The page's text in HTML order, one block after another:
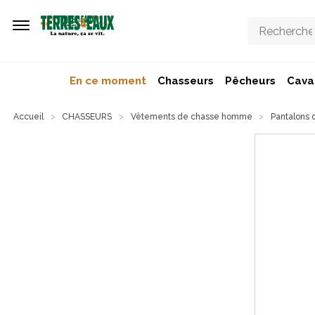
En ce moment Chasseurs Pêcheurs
Accueil CHASSEURS Vêtements de chasse homme Pantalons